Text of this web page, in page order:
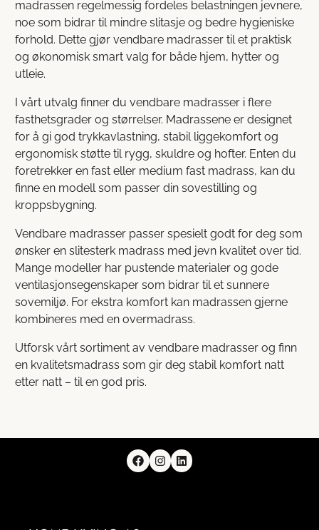
madrassen regelmessig fordeles belastningen jevnere,
noe som bidrar til mindre slitasje og bedre hygieniske
forhold. Dette gjør vendbare madrasser til et praktisk
og økonomisk smart valg for både hjem, hytter og
utleie.
I vårt utvalg finner du vendbare madrasser i flere
fasthetsgrader og størrelser. Madrassene er designet
for å gi god trykkavlastning, stabil liggekomfort og
ergonomisk støtte til rygg, skuldre og hofter. Enten du
foretrekker en fast eller medium fast madrass, kan du
finne en modell som passer din sovestilling og
kroppsbygning.
Vendbare madrasser passer spesielt godt for deg som
ønsker en slitesterk madrass med jevn kvalitet over tid.
Mange modeller har pustende materialer og gode
ventilasjonsegenskaper som bidrar til et sunnere
sovemiljø. For ekstra komfort kan madrassen gjerne
kombineres med en overmadrass.
Utforsk vårt sortiment av vendbare madrasser og finn
en kvalitetsmadrass som gir deg stabil komfort natt
etter natt – til en god pris.